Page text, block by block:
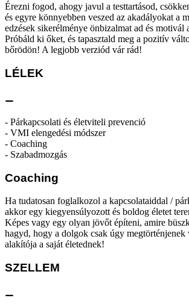
Érezni fogod, ahogy javul a testtartásod,
és egyre könnyebben veszed az akadályokat a
edzések sikerélménye önbizalmat ad és motivál
Próbáld ki őket, és tapasztald meg a pozitív
bőrödön! A legjobb verziód vár rád!
LÉLEK
⚊
- Párkapcsolati és életviteli prevenció
- VMI elengedési módszer
- Coaching
- Szabadmozgás
Coaching
Ha tudatosan foglalkozol a kapcsolataiddal /
akkor egy kiegyensúlyozott és boldog életet
Képes vagy egy olyan jövőt építeni, amire
hagyd, hogy a dolgok csak úgy
alakítója a saját életednek!
SZELLEM
⚊